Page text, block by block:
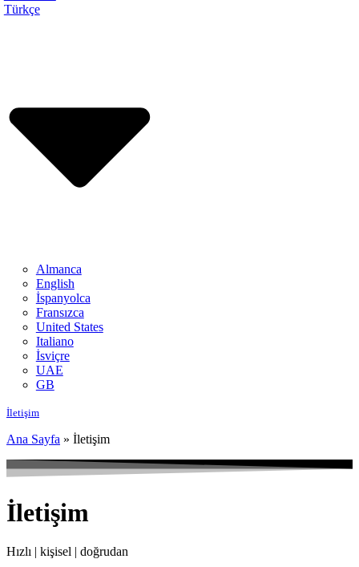
Türkçe
Almanca
English
İspanyolca
Fransızca
United States
Italiano
İsviçre
UAE
GB
İletişim
Ana Sayfa » İletişim
İletişim
Hızlı | kişisel | doğrudan